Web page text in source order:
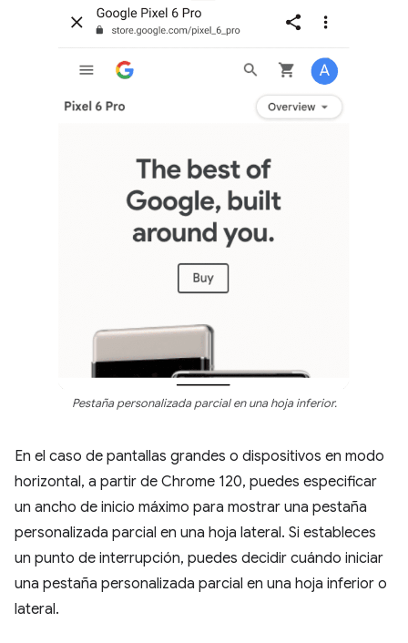
Pestaña personalizada parcial en una hoja inferior.
En el caso de pantallas grandes o dispositivos en modo
horizontal, a partir de Chrome 120, puedes especificar
un ancho de inicio máximo para mostrar una pestaña
personalizada parcial en una hoja lateral. Si estableces
un punto de interrupción, puedes decidir cuándo iniciar
una pestaña personalizada parcial en una hoja inferior o
lateral.